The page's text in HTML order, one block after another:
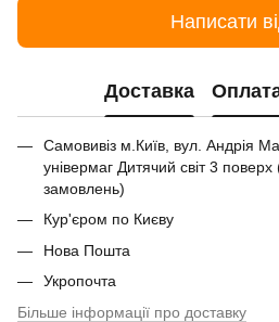
Написати
Доставка
Самовивіз м.Київ, вул. Андрія
універмаг Дитячий світ 3
замовлень)
Кур'єром по Києву
Нова Пошта
Укропочта
Більше інформації про доставку